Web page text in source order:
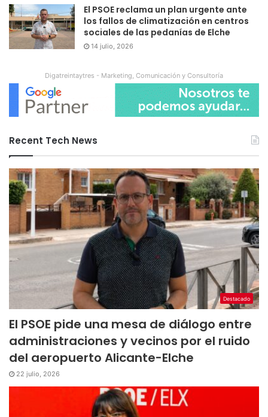
El PSOE reclama un plan urgente ante
los fallos de climatización en centros
sociales de las pedanías de Elche
14 julio, 2026
Digatreintaytres - Marketing, Comunicación y Consultoría
Recent Tech News
Destacado
El PSOE pide una mesa de diálogo entre
administraciones y vecinos por el ruido
del aeropuerto Alicante-Elche
22 julio, 2026